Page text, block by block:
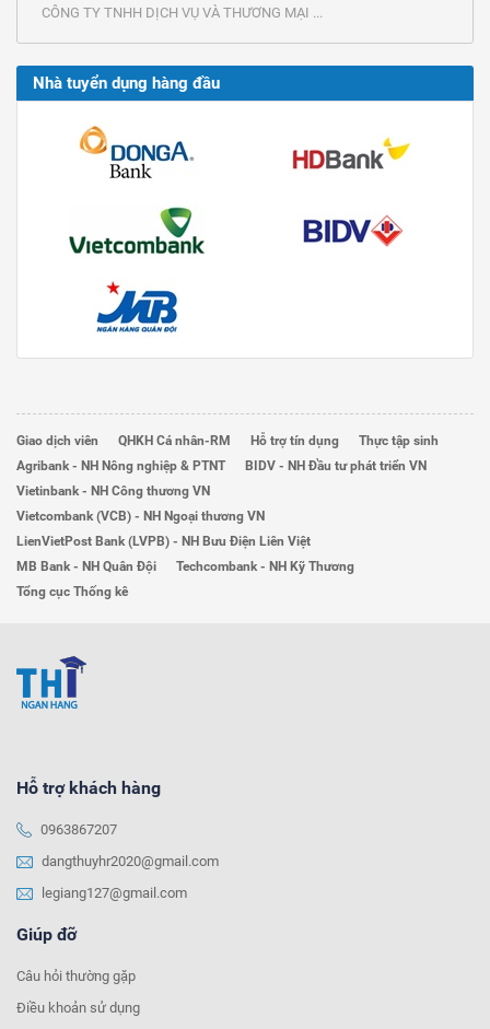
CÔNG TY TNHH DỊCH VỤ VÀ THƯƠNG MẠI ...
Nhà tuyển dụng hàng đầu
Giao dịch viên QHKH Cá nhân-RM Hỗ trợ tín dụng
Thực tập sinh
Agribank - NH Nông nghiệp & PTNT
BIDV - NH Đầu tư phát triển VN
Vietinbank - NH Công thương VN
Vietcombank (VCB) - NH Ngoại thương VN
LienVietPost Bank (LVPB) - NH Bưu Điện Liên Việt
MB Bank - NH Quân Đội
Techcombank - NH Kỹ Thương
Tổng cục Thống kê
Hỗ trợ khách hàng
0963867207
dangthuyhr2020@gmail.com
legiang127@gmail.com
Giúp đỡ
Câu hỏi thường gặp
Điều khoản sử dụng